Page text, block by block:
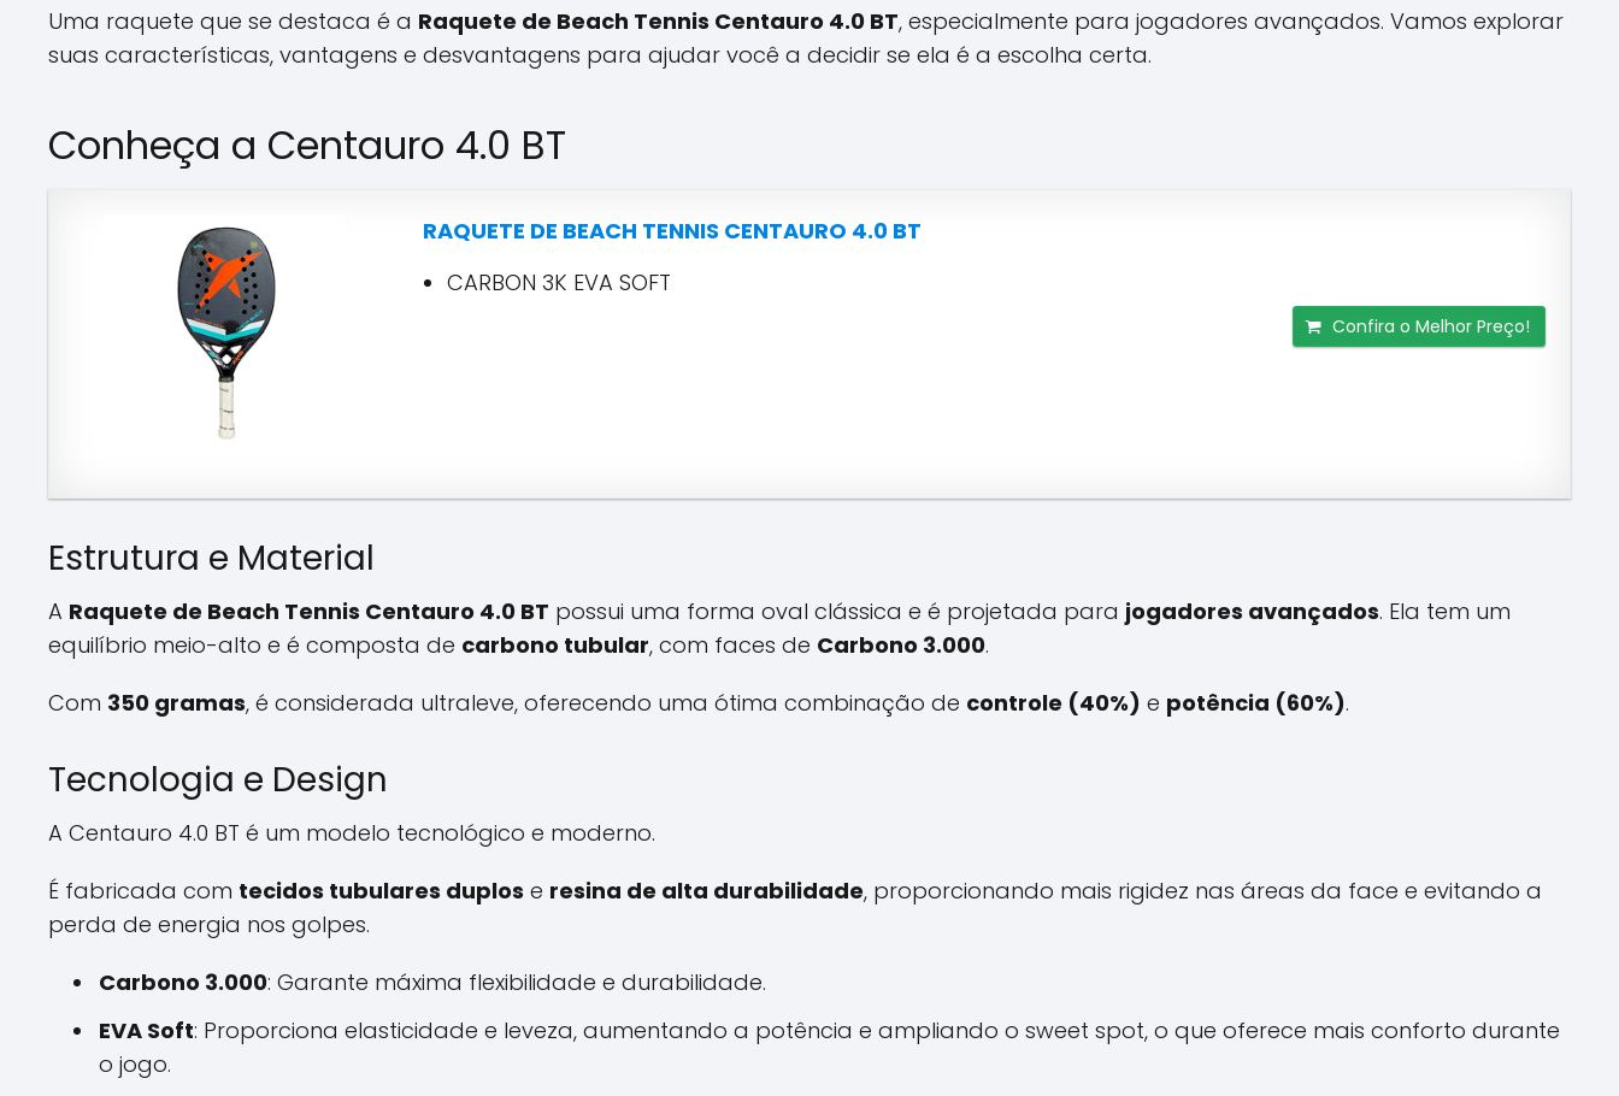
Uma raquete que se destaca é a Raquete de Beach Tennis Centauro 4.0 BT, especialmente para jogadores avançados. Vamos explorar
suas características, vantagens e desvantagens para ajudar você a decidir se ela é a escolha certa.
Conheça a Centauro 4.0 BT
RAQUETE DE BEACH TENNIS CENTAURO 4.0 BT
CARBON 3K EVA SOFT
Confira o Melhor Preço!
Estrutura e Material
A Raquete de Beach Tennis Centauro 4.0 BT possui uma forma oval clássica e é projetada para jogadores avançados. Ela tem um
equilíbrio meio-alto e é composta de carbono tubular, com faces de Carbono 3.000.
Com 350 gramas, é considerada ultraleve, oferecendo uma ótima combinação de controle (40%) e potência (60%).
Tecnologia e Design
A Centauro 4.0 BT é um modelo tecnológico e moderno.
É fabricada com tecidos tubulares duplos e resina de alta durabilidade, proporcionando mais rigidez nas áreas da face e evitando a
perda de energia nos golpes.
Carbono 3.000: Garante máxima flexibilidade e durabilidade.
EVA Soft: Proporciona elasticidade e leveza, aumentando a potência e ampliando o sweet spot, o que oferece mais conforto durante
o jogo.